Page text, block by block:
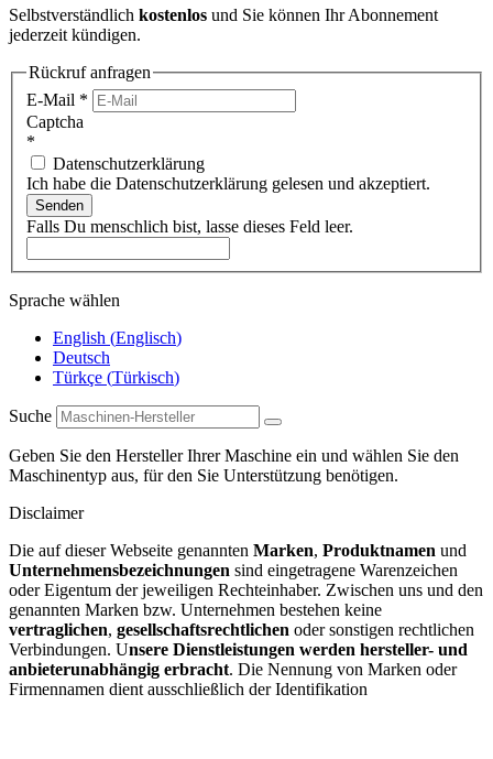
Selbstverständlich kostenlos und Sie können Ihr Abonnement
jederzeit kündigen.
Rückruf anfragen
E-Mail *
Captcha
*
Datenschutzerklärung
Ich habe die Datenschutzerklärung gelesen und akzeptiert.
Senden
Falls Du menschlich bist, lasse dieses Feld leer.
Sprache wählen
English (Englisch)
Deutsch
Türkçe (Türkisch)
Suche
Geben Sie den Hersteller Ihrer Maschine ein und wählen Sie den
Maschinentyp aus, für den Sie Unterstützung benötigen.
Disclaimer
Die auf dieser Webseite genannten Marken, Produktnamen und
Unternehmensbezeichnungen sind eingetragene Warenzeichen
oder Eigentum der jeweiligen Rechteinhaber. Zwischen uns und den
genannten Marken bzw. Unternehmen bestehen keine
vertraglichen, gesellschaftsrechtlichen oder sonstigen rechtlichen
Verbindungen. Unsere Dienstleistungen werden hersteller- und
anbieterunabhängig erbracht. Die Nennung von Marken oder
Firmennamen dient ausschließlich der Identifikation